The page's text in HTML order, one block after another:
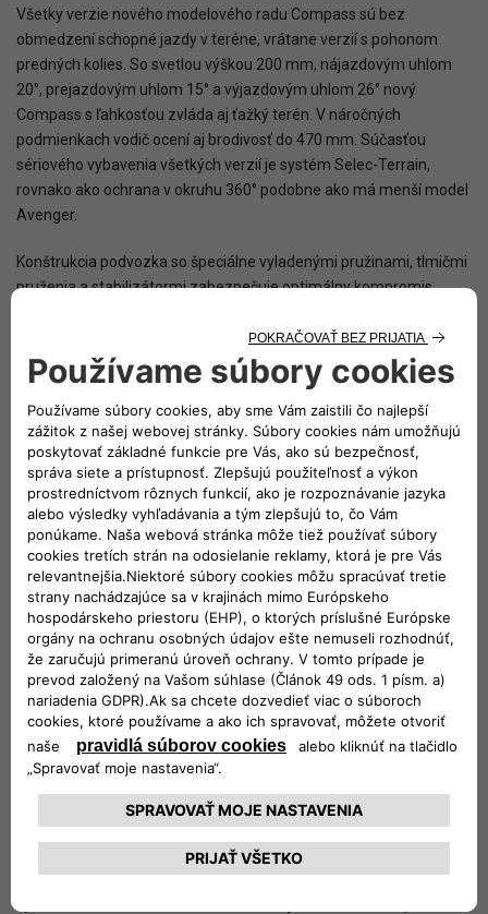
Všetky verzie nového modelového radu Compass sú bez
obmedzení schopné jazdy v teréne, vrátane verzií s pohonom
predných kolies. So svetlou výškou 200 mm, nájazdovým uhlom
20°, prejazdovým uhlom 15° a výjazdovým uhlom 26° nový
Compass s ľahkosťou zvláda aj ťažký terén. V náročných
podmienkach vodič ocení aj brodivosť do 470 mm. Súčasťou
sériového vybavenia všetkých verzií je systém Selec-Terrain,
rovnako ako ochrana v okruhu 360° podobne ako má menší model
Avenger.
Konštrukcia podvozka so špeciálne vyladenými pružinami, tlmičmi
pruženia a stabilizátormi zabezpečuje optimálny kompromis
kolies majú ešte lepšiu prejazdnosť v teréne vďaka nájazdovému
uhlu 27 stupňov, prejazdovému uhlu 16 stupňov a výjazdovému
uhlu 31 stupňov, ako aj zväčšenej svetlej výške a tým aj brodivosti.
Verzie s pohonom všetkých kolies sú okrem toho vybavené aj
asistentom pre zjazd z kopca HDC (Hill Descent Control).
Oproti svojmu predchodcovi má Compass novej generácie väčší
vnútorný priestor a variabilitu, pričom s dĺžkou iba 4,55 metra
zostáva jedným z najkompaktnejších automobilov
skonštruovaných na platforme STLA Medium koncernu Stellantis.
Priestor na nohy vzadu je väčší o 55 mm, v prednej časti kabíny je
odkladací priestor s objemom 34 litrov. Batožinový priestor má
základný objem zväčšený o 45 litrov na 550 litrov. Štandardným
prvkom všetkých verzií je sklopné operadlo zadného sedadla
delené v pomere 40/20/40, zabezpečujúce maximálnu flexibilitu
pri kombinovanej preprave osôb a nákladu.
Z hľadiska technológií nový Jeep Compass demonštruje prístup
all-inclusive. Digitálny prístrojový panel s uhlopriečkou 25,4 cm
(10") je prepojený s novým systémom infotainmentu, vybaveným
dotykovým
displejom s uhlopriečkou 40,6 cm (16“). Systém umožňuje